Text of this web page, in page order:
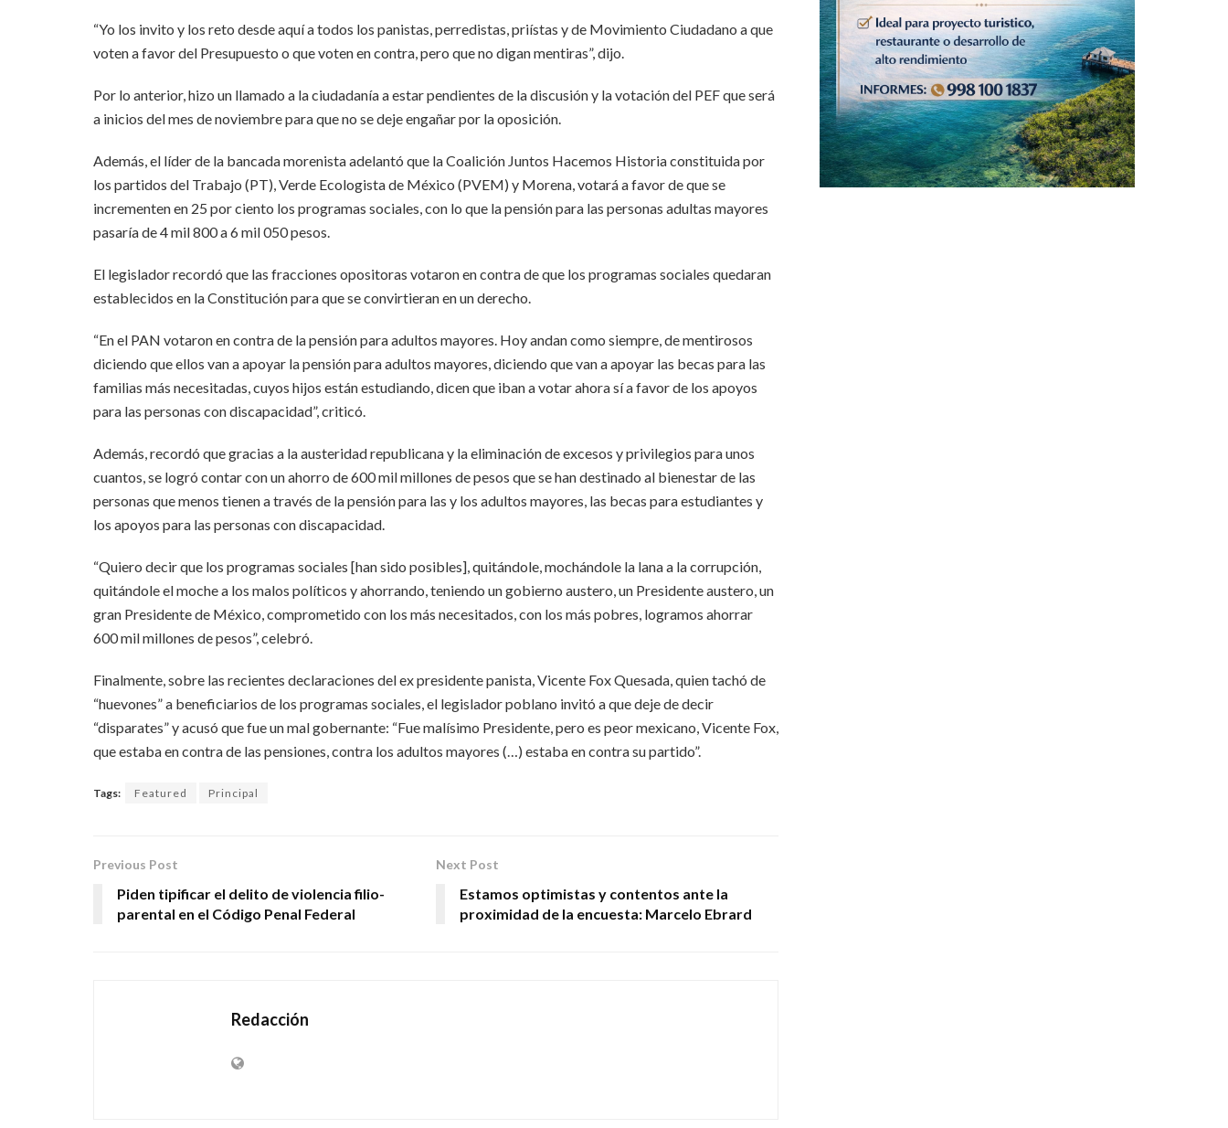
“Yo los invito y los reto desde aquí a todos los panistas, perredistas, priístas y de Movimiento Ciudadano a que
voten a favor del Presupuesto o que voten en contra, pero que no digan mentiras”, dijo.
Por lo anterior, hizo un llamado a la ciudadanía a estar pendientes de la discusión y la votación del PEF que será
a inicios del mes de noviembre para que no se deje engañar por la oposición.
Además, el líder de la bancada morenista adelantó que la Coalición Juntos Hacemos Historia constituida por
los partidos del Trabajo (PT), Verde Ecologista de México (PVEM) y Morena, votará a favor de que se
incrementen en 25 por ciento los programas sociales, con lo que la pensión para las personas adultas mayores
pasaría de 4 mil 800 a 6 mil 050 pesos.
El legislador recordó que las fracciones opositoras votaron en contra de que los programas sociales quedaran
establecidos en la Constitución para que se convirtieran en un derecho.
“En el PAN votaron en contra de la pensión para adultos mayores. Hoy andan como siempre, de mentirosos
diciendo que ellos van a apoyar la pensión para adultos mayores, diciendo que van a apoyar las becas para las
familias más necesitadas, cuyos hijos están estudiando, dicen que iban a votar ahora sí a favor de los apoyos
para las personas con discapacidad”, criticó.
Además, recordó que gracias a la austeridad republicana y la eliminación de excesos y privilegios para unos
cuantos, se logró contar con un ahorro de 600 mil millones de pesos que se han destinado al bienestar de las
personas que menos tienen a través de la pensión para las y los adultos mayores, las becas para estudiantes y
los apoyos para las personas con discapacidad.
“Quiero decir que los programas sociales [han sido posibles], quitándole, mochándole la lana a la corrupción,
quitándole el moche a los malos políticos y ahorrando, teniendo un gobierno austero, un Presidente austero, un
gran Presidente de México, comprometido con los más necesitados, con los más pobres, logramos ahorrar
600 mil millones de pesos”, celebró.
Finalmente, sobre las recientes declaraciones del ex presidente panista, Vicente Fox Quesada, quien tachó de
“huevones” a beneficiarios de los programas sociales, el legislador poblano invitó a que deje de decir
“disparates” y acusó que fue un mal gobernante: “Fue malísimo Presidente, pero es peor mexicano, Vicente Fox,
que estaba en contra de las pensiones, contra los adultos mayores (…) estaba en contra su partido”.
Tags: Featured Principal
Previous Post
Piden tipificar el delito de violencia filio-
parental en el Código Penal Federal
Next Post
Estamos optimistas y contentos ante la
proximidad de la encuesta: Marcelo Ebrard
Redacción